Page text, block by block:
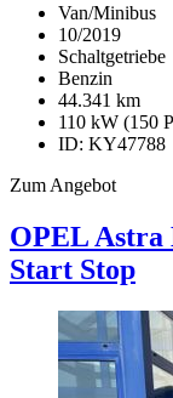
Van/Minibus
10/2019
Schaltgetriebe
Benzin
44.341 km
110 kW (150
ID: KY47788
Zum Angebot
OPEL Astra
Start Stop